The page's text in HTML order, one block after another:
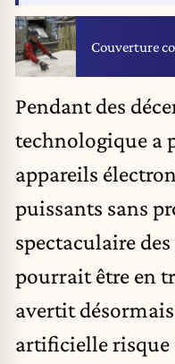
Couverture
Pendant des
technologique a
appareils
puissants sans
spectaculaire
pourrait être en
avertit
artificielle risque